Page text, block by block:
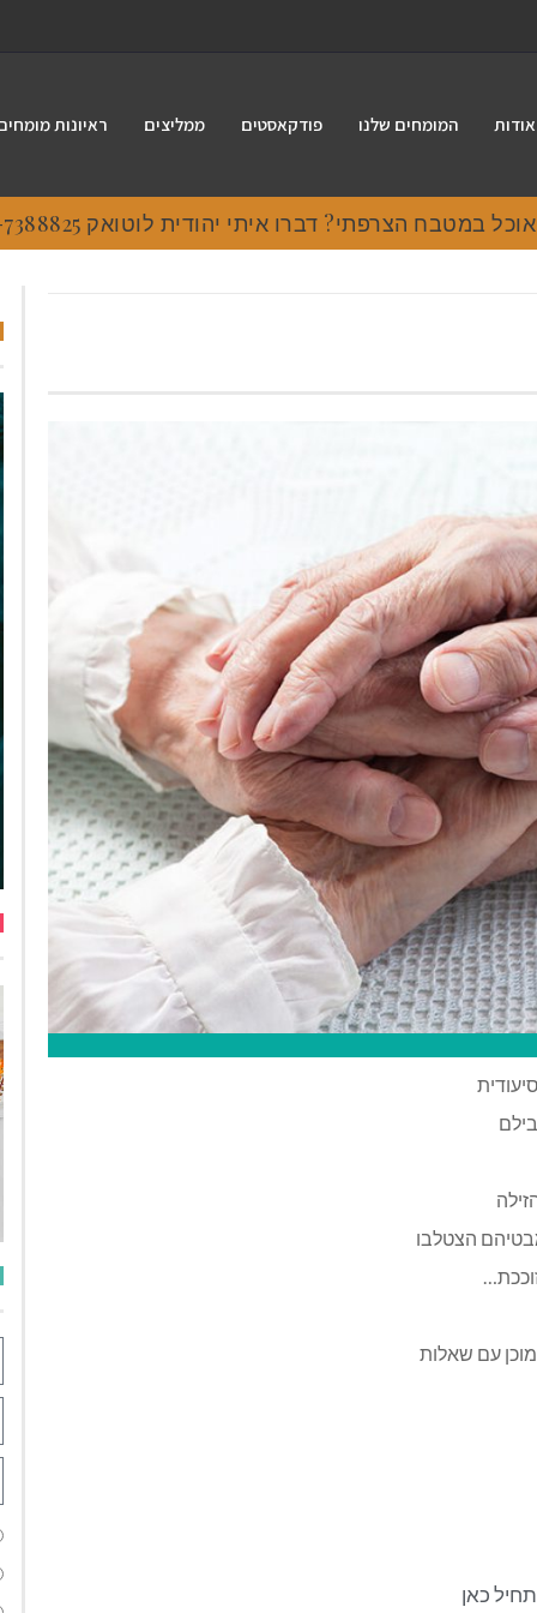
אודות המומחים שלנו פודקאסטים ממליצים ראיונות
במטבח הצרפתי? דברו איתי יהודית לוטואק 054-7388825.
הצטלבו
עם שאלות
כאן